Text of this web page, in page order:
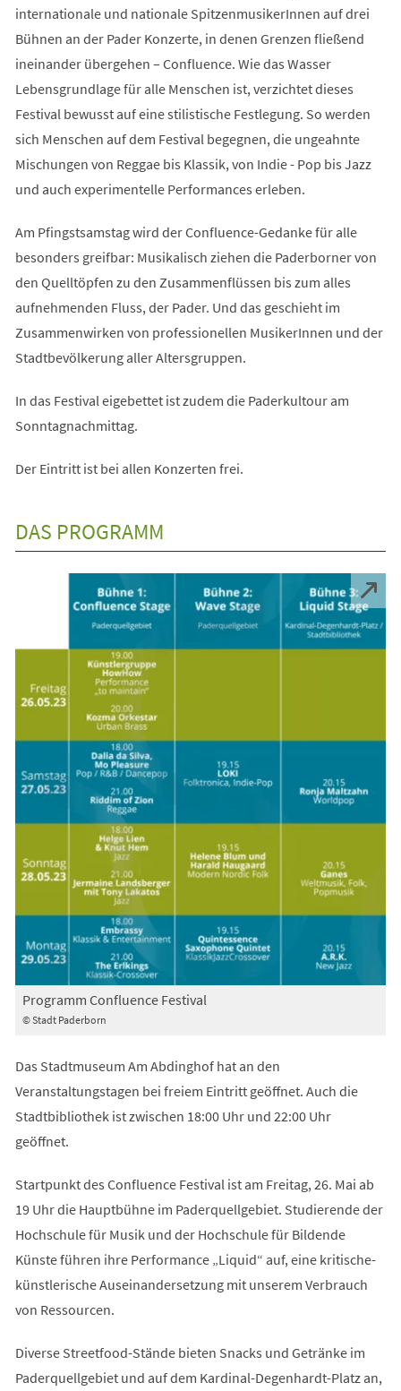
internationale und nationale SpitzenmusikerInnen auf drei
Bühnen an der Pader Konzerte, in denen Grenzen fließend
ineinander übergehen – Confluence. Wie das Wasser
Lebensgrundlage für alle Menschen ist, verzichtet dieses
Festival bewusst auf eine stilistische Festlegung. So werden
sich Menschen auf dem Festival begegnen, die ungeahnte
Mischungen von Reggae bis Klassik, von Indie - Pop bis Jazz
und auch experimentelle Performances erleben.
Am Pfingstsamstag wird der Confluence-Gedanke für alle
besonders greifbar: Musikalisch ziehen die Paderborner von
den Quelltöpfen zu den Zusammenflüssen bis zum alles
aufnehmenden Fluss, der Pader. Und das geschieht im
Zusammenwirken von professionellen MusikerInnen und der
Stadtbevölkerung aller Altersgruppen.
In das Festival eigebettet ist zudem die Paderkultour am
Sonntagnachmittag.
Der Eintritt ist bei allen Konzerten frei.
DAS PROGRAMM
© Stadt Paderborn
Programm Confluence Festival
Das Stadtmuseum Am Abdinghof hat an den
Veranstaltungstagen bei freiem Eintritt geöffnet. Auch die
Stadtbibliothek ist zwischen 18:00 Uhr und 22:00 Uhr
geöffnet.
Startpunkt des Confluence Festival ist am Freitag, 26. Mai ab
19 Uhr die Hauptbühne im Paderquellgebiet. Studierende der
Hochschule für Musik und der Hochschule für Bildende
Künste führen ihre Performance „Liquid“ auf, eine kritische-
künstlerische Auseinandersetzung mit unserem Verbrauch
von Ressourcen.
Diverse Streetfood-Stände bieten Snacks und Getränke im
Paderquellgebiet und auf dem Kardinal-Degenhardt-Platz an,